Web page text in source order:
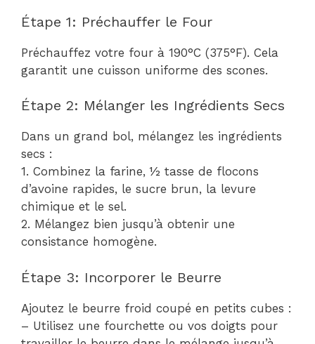
Étape 1: Préchauffer le Four
Préchauffez votre four à 190°C (375°F). Cela
garantit une cuisson uniforme des scones.
Étape 2: Mélanger les Ingrédients Secs
Dans un grand bol, mélangez les ingrédients
secs :
1. Combinez la farine, ½ tasse de flocons
d’avoine rapides, le sucre brun, la levure
chimique et le sel.
2. Mélangez bien jusqu’à obtenir une
consistance homogène.
Étape 3: Incorporer le Beurre
Ajoutez le beurre froid coupé en petits cubes :
– Utilisez une fourchette ou vos doigts pour